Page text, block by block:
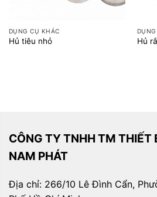
DỤNG CỤ KHÁC
Hủ tiêu nhỏ Hủ
CÔNG TY TNHH TM THIẾT
NAM PHÁT
Địa chỉ: 266/10 Lê Đình Cẩn,